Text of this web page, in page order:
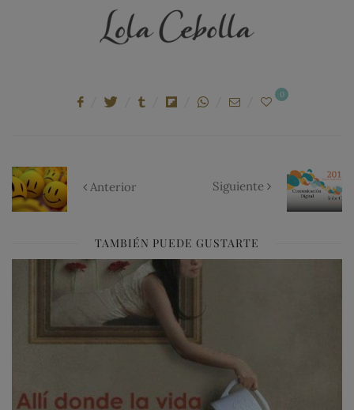
0
Anterior Siguiente
TAMBIÉN PUEDE GUSTARTE